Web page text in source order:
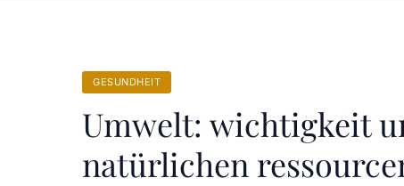
GESUNDHEIT
Umwelt: wichtigkeit
natürlichen